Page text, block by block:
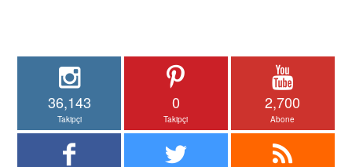
36,143
Takipçi
0
Takipçi
2,700
Abone